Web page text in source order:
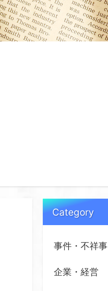
Category
事件・不祥事
企業・経営